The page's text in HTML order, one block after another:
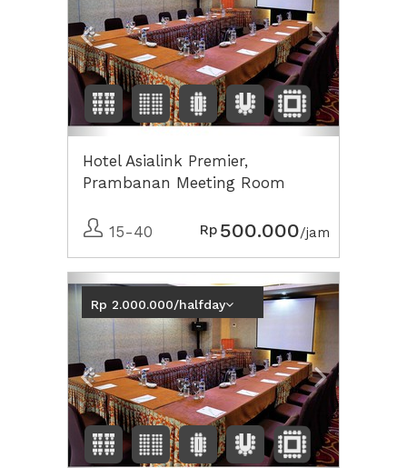
Hotel Asialink Premier,
Prambanan Meeting Room
15-40 Rp 500.000/jam
Previous Next2
Rp 2.000.000/halfday